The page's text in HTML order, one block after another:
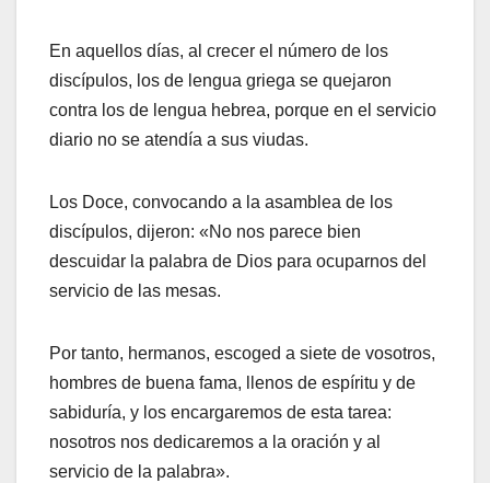
En aquellos días, al crecer el número de los
discípulos, los de lengua griega se quejaron
contra los de lengua hebrea, porque en el servicio
diario no se atendía a sus viudas.
Los Doce, convocando a la asamblea de los
discípulos, dijeron: «No nos parece bien
descuidar la palabra de Dios para ocuparnos del
servicio de las mesas.
Por tanto, hermanos, escoged a siete de vosotros,
hombres de buena fama, llenos de espíritu y de
sabiduría, y los encargaremos de esta tarea:
nosotros nos dedicaremos a la oración y al
servicio de la palabra».